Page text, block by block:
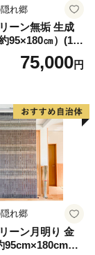
れ郷
ーン無垢 生成
95×180㎝）(14
75,000円
れ郷
ーン月明り 金
95cm×180cm）